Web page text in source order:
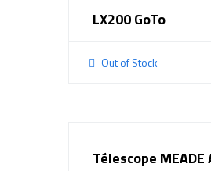
LX200 GoTo
Out of Stock
Télescope